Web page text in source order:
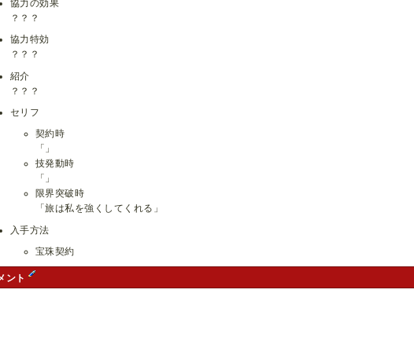
協力の効果
？？？
協力特効
？？？
紹介
？？？
セリフ
契約時
「」
技発動時
「」
限界突破時
「旅は私を強くしてくれる」
入手方法
宝珠契約
ント